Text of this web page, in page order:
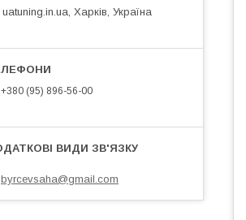
uatuning.in.ua, Харків, Україна
+380 (95) 896-56-00
byrcevsaha@gmail.com